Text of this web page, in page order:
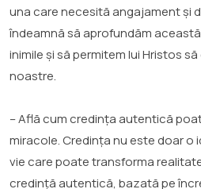
una care necesită angajament și
îndeamnă să aprofundăm
inimile și să permitem lui Hristos
noastre.
– Află cum credința autentică
miracole. Credința nu este doar o
vie care poate transforma
credință autentică, bazată pe